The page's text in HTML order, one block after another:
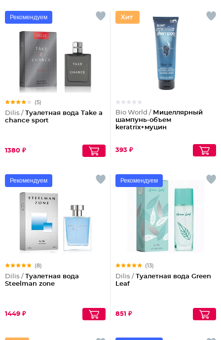
Рекомендуем
(5)
Dilis / Туалетная вода Take a
chance sport
1380 ₽
Bio World / Мицеллярный
шампунь-объем
keratrix+муцин
393 ₽
Рекомендуем
(8)
Dilis / Туалетная вода
Steelman zone
1449 ₽
Рекомендуем
(13)
Dilis / Туалетная вода Green
Leaf
851 ₽